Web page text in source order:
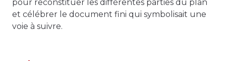
pour reconstituer les différentes parties du plan
et célébrer le document fini qui symbolisait une
voie à suivre.